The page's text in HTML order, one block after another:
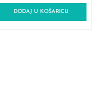
DODAJ U KOŠARICU